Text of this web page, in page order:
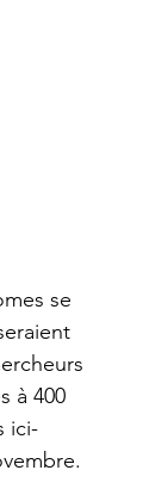
se
à 400
ici-